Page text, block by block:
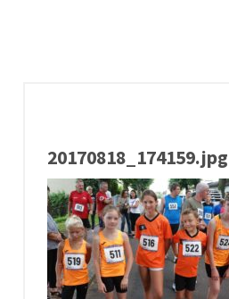
20170818_174159.jpg